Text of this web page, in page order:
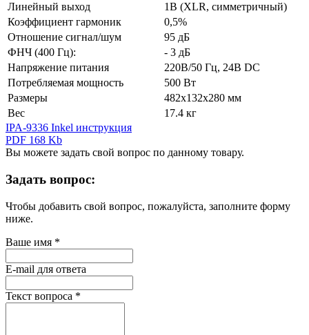
Линейный выход
1В (XLR, симметричный)
Коэффициент гармоник
0,5%
Отношение сигнал/шум
95 дБ
ФНЧ (400 Гц):
- 3 дБ
Напряжение питания
220В/50 Гц, 24В DC
Потребляемая мощность
500 Вт
Размеры
482х132х280 мм
Вес
17.4 кг
IPA-9336 Inkel инструкция
PDF 168 Kb
Вы можете задать свой вопрос по данному товару.
Задать вопрос:
Чтобы добавить свой вопрос, пожалуйста, заполните форму
ниже.
Ваше имя *
E-mail для ответа
Текст вопроса *